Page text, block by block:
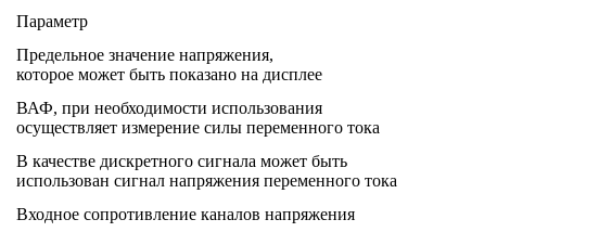
Параметр
Предельное значение напряжения,
которое может быть показано на дисплее
ВАФ, при необходимости использования
осуществляет измерение силы переменного тока
В качестве дискретного сигнала может быть
использован сигнал напряжения переменного тока
Входное сопротивление каналов напряжения